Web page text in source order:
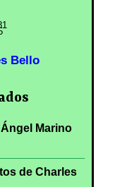
Bello
Marino
de Charles